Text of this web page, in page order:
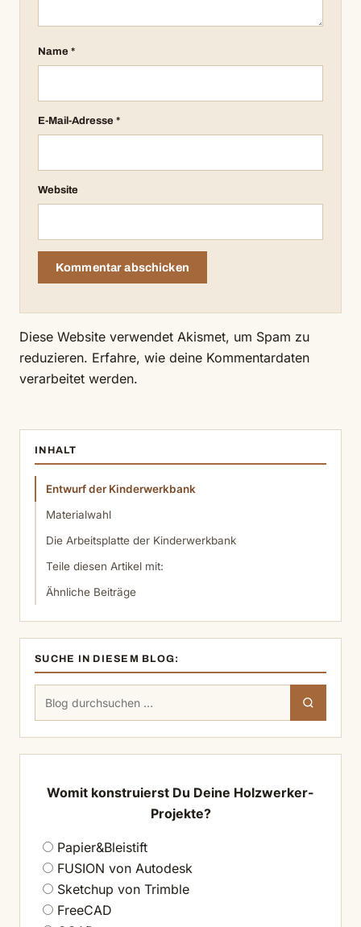
Name *
E-Mail-Adresse *
Website
Diese Website verwendet Akismet, um Spam zu
reduzieren. Erfahre, wie deine Kommentardaten
verarbeitet werden.
INHALT
Entwurf der Kinderwerkbank
Materialwahl
Die Arbeitsplatte der Kinderwerkbank
Teile diesen Artikel mit:
Ähnliche Beiträge
SUCHE IN DIESEM BLOG:
Suchen
Womit konstruierst Du Deine Holzwerker-
Projekte?
Papier&Bleistift
FUSION von Autodesk
Sketchup von Trimble
FreeCAD